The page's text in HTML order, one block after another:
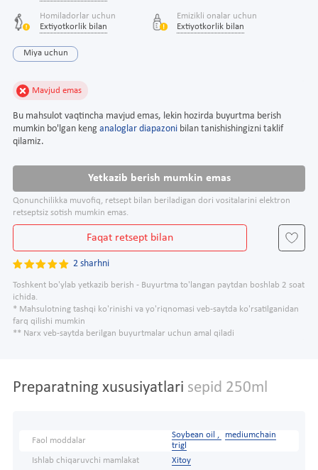
Homiladorlar uchun
Extiyotkorlik bilan
Emizikli onalar uchun
Extiyotkorlik bilan
Miya uchun
Mavjud emas
Bu mahsulot vaqtincha mavjud emas, lekin hozirda buyurtma berish
mumkin bo'lgan keng analoglar diapazoni bilan tanishishingizni taklif
qilamiz.
Yetkazib berish mumkin emas
Qonunchilikka muvofiq, retsept bilan beriladigan dori vositalarini elektron
retseptsiz sotish mumkin emas.
Faqat retsept bilan
2 sharhni
Toshkent bo'ylab yetkazib berish - Buyurtma to'langan paytdan boshlab 2 soat
ichida.
* Mahsulotning tashqi ko'rinishi va yo'riqnomasi veb-saytda ko'rsatilganidan
farq qilishi mumkin
** Narx veb-saytda berilgan buyurtmalar uchun amal qiladi
Preparatning xususiyatlari sepid 250ml
Faol moddalar
Soybean oil ,
mediumchain
trigl
Ishlab chiqaruvchi mamlakat
Xitoy